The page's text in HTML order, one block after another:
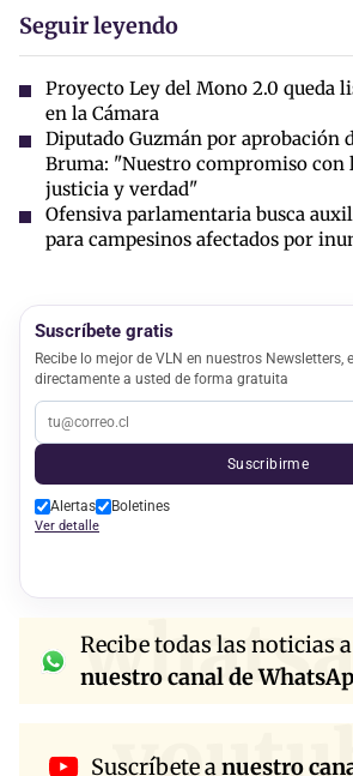
Seguir leyendo
Proyecto Ley del Mono 2.0 queda
en la Cámara
Diputado Guzmán por aprobación
Bruma: "Nuestro compromiso con
justicia y verdad"
Ofensiva parlamentaria busca
para campesinos afectados por
Suscríbete gratis
Recibe lo mejor de VLN en nuestros Newsletters,
directamente a usted de forma gratuita
Suscribirme
Alertas Boletines
Ver detalle
Recibe todas las noticias
nuestro canal de
Suscríbete anuestro